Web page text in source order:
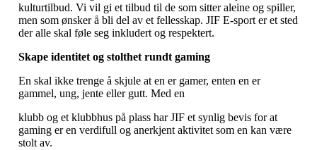
kulturtilbud. Vi vil gi et tilbud til de som sitter aleine og spiller,
men som ønsker å bli del av et fellesskap. JIF E-sport er et sted
der alle skal føle seg inkludert og respektert.
Skape identitet og stolthet rundt gaming
En skal ikke trenge å skjule at en er gamer, enten en er
gammel, ung, jente eller gutt. Med en
klubb og et klubbhus på plass har JIF et synlig bevis for at
gaming er en verdifull og anerkjent aktivitet som en kan være
stolt av.